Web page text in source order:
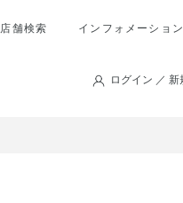
店舗検索 インフォメーション
ログイン ／